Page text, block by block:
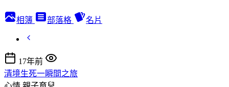
相簿 部落格 名片
17年前
清境生死一瞬間之旅